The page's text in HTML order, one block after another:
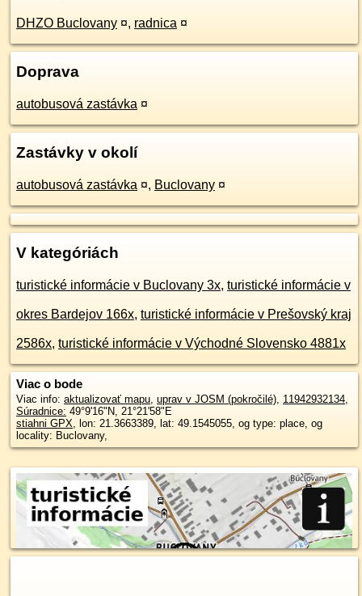
DHZO Buclovany ¤, radnica ¤
Doprava
autobusová zastávka ¤
Zastávky v okolí
autobusová zastávka ¤, Buclovany ¤
V kategóriách
turistické informácie v Buclovany 3x, turistické informácie v
okres Bardejov 166x, turistické informácie v Prešovský kraj
2586x, turistické informácie v Východné Slovensko 4881x
Viac o bode
Viac info: aktualizovať mapu, uprav v JOSM (pokročilé), 11942932134,
Súradnice: 49°9'16"N, 21°21'58"E
stiahni GPX, lon: 21.3663389, lat: 49.1545055, og type: place, og
locality: Buclovany,